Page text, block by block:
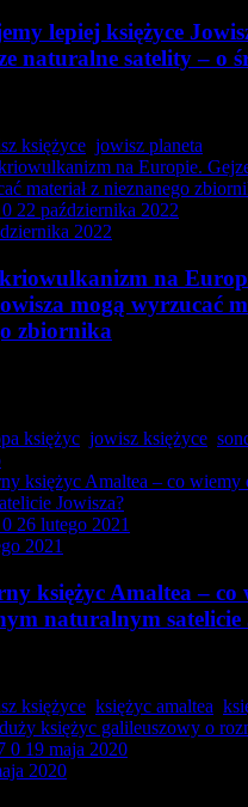
lepiej księżyce
naturalne satelity – o
księżyce jowisz planeta
0 22 października 2022
2022
na
mogą wyrzucać
zbiornika
księżyc jowisz księżyce
0 26 lutego 2021
2021
księżyc Amaltea – co
naturalnym satelicie
księżyce księżyc amaltea
0 19 maja 2020
2020